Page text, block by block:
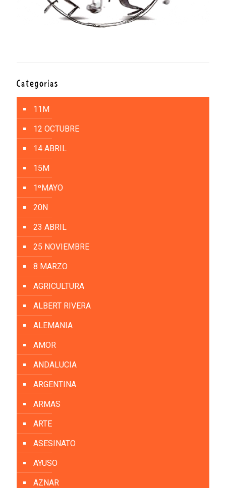
Categorías
11M
12 OCTUBRE
14 ABRIL
15M
1ºMAYO
20N
23 ABRIL
25 NOVIEMBRE
8 MARZO
AGRICULTURA
ALBERT RIVERA
ALEMANIA
AMOR
ANDALUCIA
ARGENTINA
ARMAS
ARTE
ASESINATO
AYUSO
AZNAR